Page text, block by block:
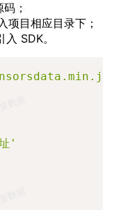
；
项目相应目录下；
入 SDK。
'
Copy